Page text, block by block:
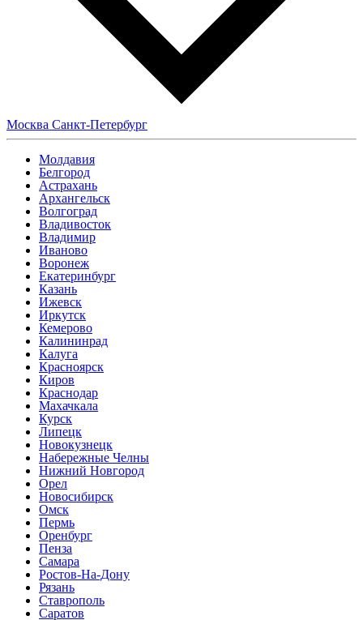
Москва Санкт-Петербург
Молдавия
Белгород
Астрахань
Архангельск
Волгоград
Владивосток
Владимир
Иваново
Воронеж
Екатеринбург
Казань
Ижевск
Иркутск
Кемерово
Калининрад
Калуга
Красноярск
Киров
Краснодар
Махачкала
Курск
Липецк
Новокузнецк
Набережные Челны
Нижний Новгород
Орел
Новосибирск
Омск
Пермь
Оренбург
Пенза
Самара
Ростов-На-Дону
Рязань
Ставрополь
Саратов